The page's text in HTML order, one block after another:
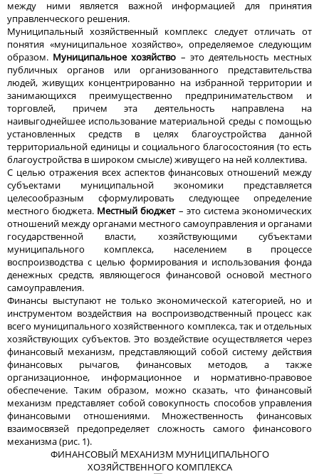
между ними является важной информацией для принятия
управленческого решения.
Муниципальный хозяйственный комплекс следует отличать от
понятия «муниципальное хозяйство», определяемое следующим
образом. Муниципальное хозяйство – это деятельность местных
публичных органов или организованного представительства
людей, живущих концентрированно на избранной территории и
занимающихся преимущественно предпринимательством и
торговлей, причем эта деятельность направлена на
наивыгоднейшее использование материальной среды с помощью
установленных средств в целях благоустройства данной
территориальной единицы и социального благосостояния (то есть
благоустройства в широком смысле) живущего на ней коллектива.
С целью отражения всех аспектов финансовых отношений между
субъектами муниципальной экономики представляется
целесообразным сформулировать следующее определение
местного бюджета. Местный бюджет– это система экономических
отношений между органами местного самоуправления и органами
государственной власти, хозяйствующими субъектами
муниципального комплекса, населением в процессе
воспроизводства с целью формирования и использования фонда
денежных средств, являющегося финансовой основой местного
самоуправления.
Финансы выступают не только экономической категорией, но и
инструментом воздействия на воспроизводственный процесс как
всего муниципального хозяйственного комплекса, так и отдельных
хозяйствующих субъектов. Это воздействие осуществляется через
финансовый механизм, представляющий собой систему действия
финансовых рычагов, финансовых методов, а также
организационное, информационное и нормативно-правовое
обеспечение. Таким образом, можно сказать, что финансовый
механизм представляет собой совокупность способов управления
финансовыми отношениями. Множественность финансовых
взаимосвязей предопределяет сложность самого финансового
механизма (рис. 1).
ФИНАНСОВЫЙ МЕХАНИЗМ МУНИЦИПАЛЬНОГО
ХОЗЯЙСТВЕННОГО КОМПЛЕКСА